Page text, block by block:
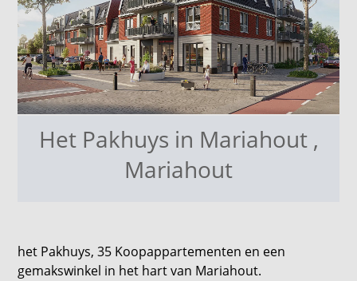
Het Pakhuys in Mariahout ,
Mariahout
het Pakhuys, 35 Koopappartementen en een
gemakswinkel in het hart van Mariahout.